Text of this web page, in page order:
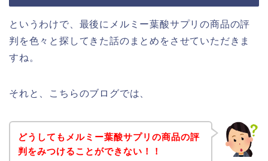
というわけで、最後にメルミー葉酸サプリの商品の評
判を色々と探してきた話のまとめをさせていただきま
すね。
それと、こちらのブログでは、
どうしてもメルミー葉酸サプリの商品の評
判をみつけることができない！！